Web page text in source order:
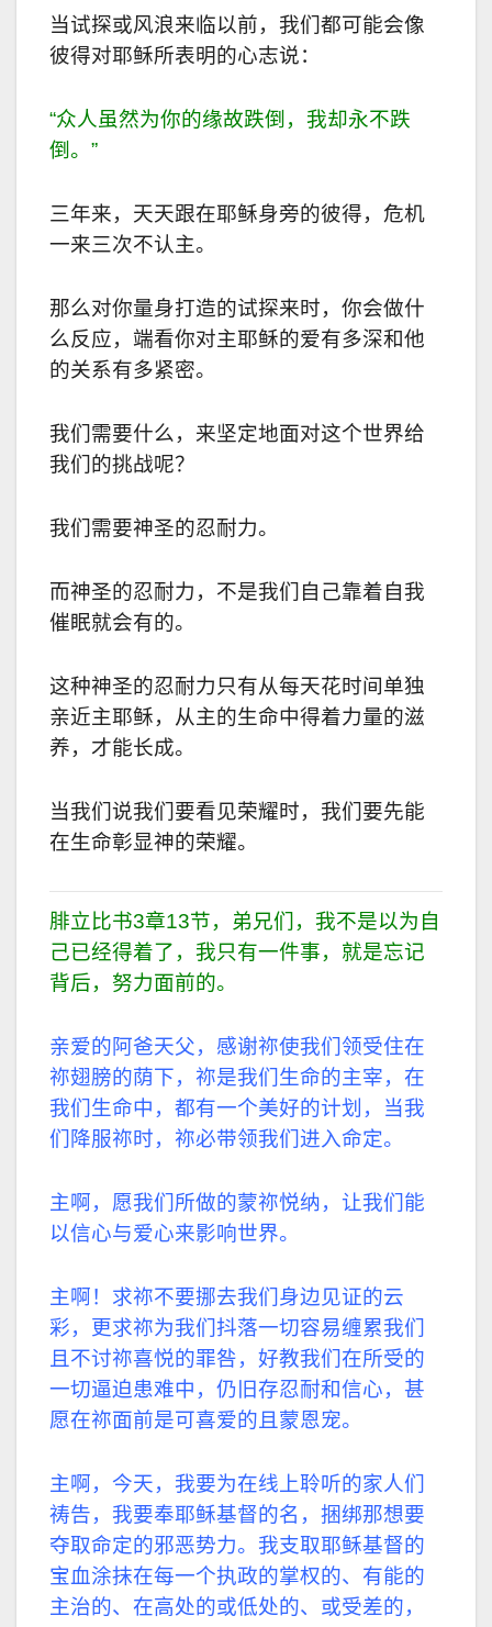
当试探或风浪来临以前，我们都可能会像
彼得对耶稣所表明的心志说：
“众人虽然为你的缘故跌倒，我却永不跌
倒。”
三年来，天天跟在耶稣身旁的彼得，危机
一来三次不认主。
那么对你量身打造的试探来时，你会做什
么反应，端看你对主耶稣的爱有多深和他
的关系有多紧密。
我们需要什么，来坚定地面对这个世界给
我们的挑战呢？
我们需要神圣的忍耐力。
而神圣的忍耐力，不是我们自己靠着自我
催眠就会有的。
这种神圣的忍耐力只有从每天花时间单独
亲近主耶稣，从主的生命中得着力量的滋
养，才能长成。
当我们说我们要看见荣耀时，我们要先能
在生命彰显神的荣耀。
腓立比书3章13节，弟兄们，我不是以为自
己已经得着了，我只有一件事，就是忘记
背后，努力面前的。
亲爱的阿爸天父，感谢祢使我们领受住在
祢翅膀的荫下，祢是我们生命的主宰，在
我们生命中，都有一个美好的计划，当我
们降服祢时，祢必带领我们进入命定。
主啊，愿我们所做的蒙祢悦纳，让我们能
以信心与爱心来影响世界。
主啊！求祢不要挪去我们身边见证的云
彩，更求祢为我们抖落一切容易缠累我们
且不讨祢喜悦的罪咎，好教我们在所受的
一切逼迫患难中，仍旧存忍耐和信心，甚
愿在祢面前是可喜爱的且蒙恩宠。
主啊，今天，我要为在线上聆听的家人们
祷告，我要奉耶稣基督的名，捆绑那想要
夺取命定的邪恶势力。我支取耶稣基督的
宝血涂抹在每一个执政的掌权的、有能的
主治的、在高处的或低处的、或受差的，